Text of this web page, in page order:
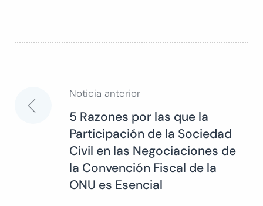
Navegación
entradas
Noticia anterior
5 Razones por las que la
Participación de la Sociedad
Civil en las Negociaciones de
la Convención Fiscal de la
ONU es Esencial